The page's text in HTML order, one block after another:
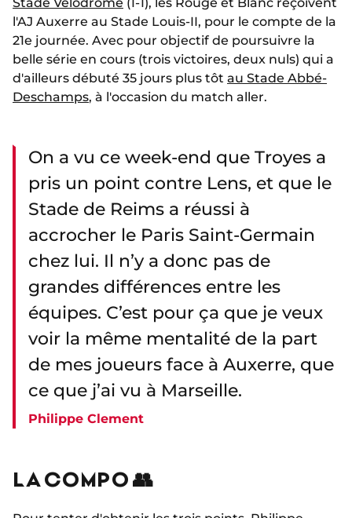
l'AJ Auxerre au Stade Louis-II, pour le compte de la
21e journée. Avec pour objectif de poursuivre la
belle série en cours (trois victoires, deux nuls) qui a
d'ailleurs débuté 35 jours plus tôt au Stade Abbé-
Deschamps, à l'occasion du match aller.
On a vu ce week-end que Troyes a
pris un point contre Lens, et que le
Stade de Reims a réussi à
accrocher le Paris Saint-Germain
chez lui. Il n’y a donc pas de
grandes différences entre les
équipes. C’est pour ça que je veux
voir la même mentalité de la part
de mes joueurs face à Auxerre, que
ce que j’ai vu à Marseille.
Philippe Clement
LA COMPO 👥